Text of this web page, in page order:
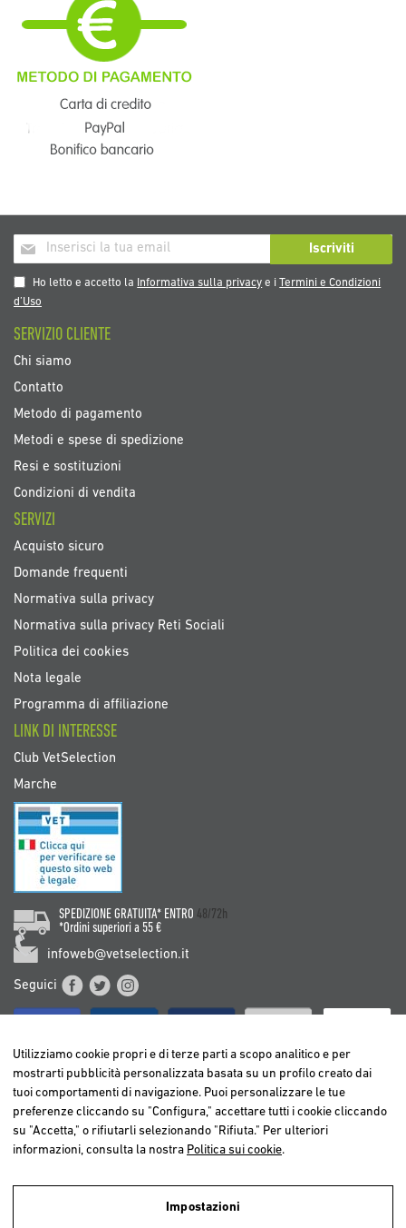
Iscriviti
alla
nostra
Newsletter:
Iscriviti
Ho letto e accetto la Informativa sulla privacy e iTermini e Condizioni
d’Uso
SERVIZIO CLIENTE
Chi siamo
Contatto
Metodo di pagamento
Metodi e spese di spedizione
Resi e sostituzioni
Condizioni di vendita
SERVIZI
Acquisto sicuro
Domande frequenti
Normativa sulla privacy
Normativa sulla privacy Reti Sociali
Politica dei cookies
Nota legale
Programma di affiliazione
LINK DI INTERESSE
Club VetSelection
Marche
SPEDIZIONE GRATUITA* ENTRO 48/72h
*Ordini superiori a 55 €
infoweb@vetselection.it
Seguici
BELGIË / BELGIQUE
DEUTSCHLAND
ESPAÑA
ITALIA
Utilizziamo cookie propri e di terze parti a scopo analitico e per
mostrarti pubblicità personalizzata basata su un profilo creato dai
tuoi comportamenti di navigazione. Puoi personalizzare le tue
preferenze cliccando su "Configura," accettare tutti i cookie cliccando
su "Accetta," o rifiutarli selezionando "Rifiuta." Per ulteriori
informazioni, consulta la nostra Politica sui cookie.
Impostazioni